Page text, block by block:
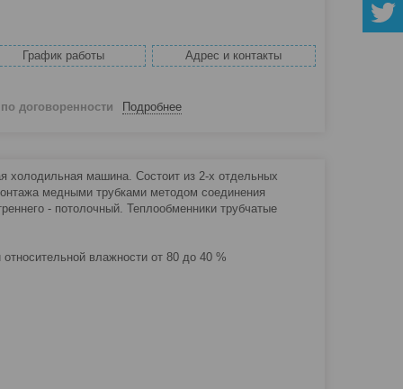
График работы Адрес и контакты
по договоренности Подробнее
машина. Состоит из 2-х отдельных
медными трубками методом соединения
- потолочный. Теплообменники трубчатые
влажности от 80 до 40 %